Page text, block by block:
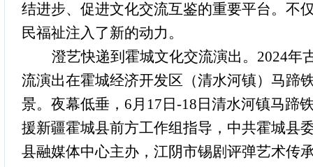
结进步、促进文化交流互鉴的重要平台。不
民福祉注入了新的动力。
澄艺快递到霍城文化交流演出。 2024年
流演出在霍城经济开发区（清水河镇）马蹄
景。夜幕低垂，6月17日-18日清水河镇马蹄
援新疆霍城县前方工作组指导，中共霍城县
县融媒体中心主办，江阴市锡剧评弹艺术传